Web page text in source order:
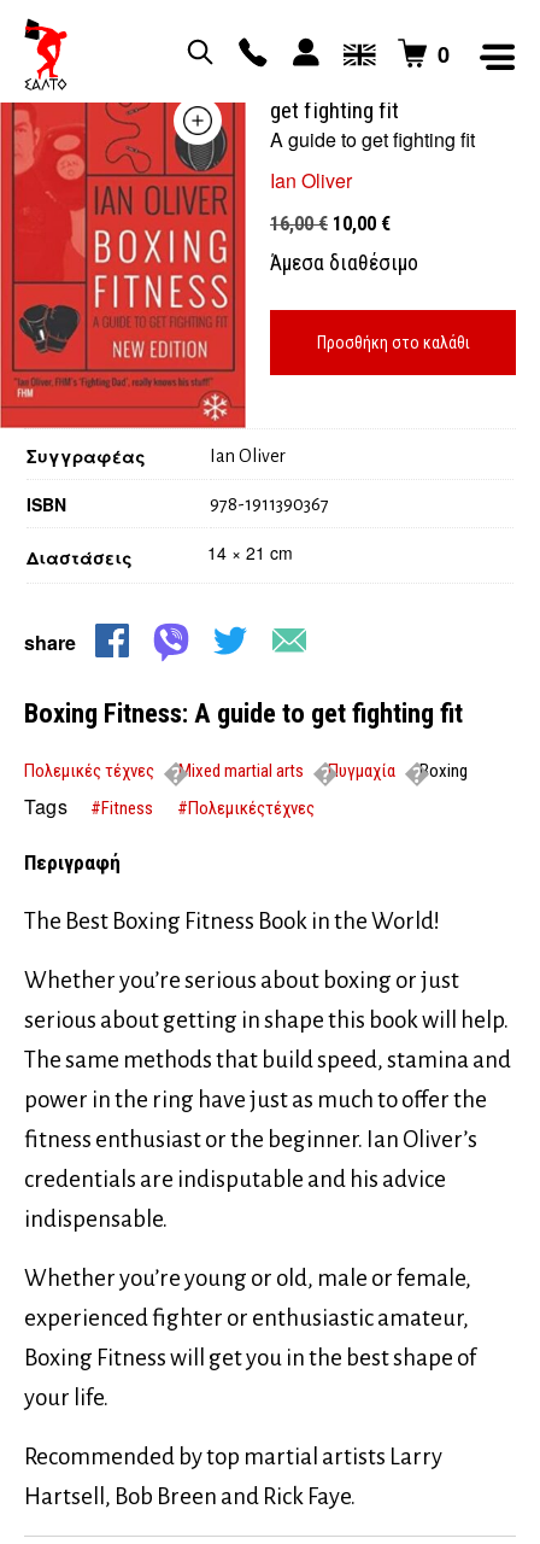
0
get fighting fit
A guide to get fighting fit
Ian Oliver
16,00€ Original
price
16,00 €.
10,00 €Η
τρέχουσα
τιμή
είναι:
10,00 €.
Άμεσα διαθέσιμο
Προσθήκη στο καλάθι
Διαστάσεις 14 × 21 cm
Συγγραφέας Ian Oliver
ISBN 978-1911390367
share
Boxing Fitness: A guide to get fighting fit
Πολεμικές τέχνες Mixed martial arts Πυγμαχία
Boxing
Fitness: A guide to get fighting fit
Tags #Fitness #Πολεμικέςτέχνες
Περιγραφή
The Best Boxing Fitness Book in the World!
Whether you’re serious about boxing or just
serious about getting in shape this book will help.
The same methods that build speed, stamina and
power in the ring have just as much to offer the
fitness enthusiast or the beginner. Ian Oliver’s
credentials are indisputable and his advice
indispensable.
Whether you’re young or old, male or female,
experienced fighter or enthusiastic amateur,
Boxing Fitness will get you in the best shape of
your life.
Recommended by top martial artists Larry
Hartsell, Bob Breen and Rick Faye.